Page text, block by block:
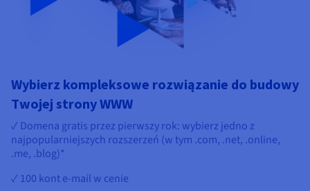
Wybierz kompleksowe rozwiązanie do budowy
Twojej strony WWW
✓ Domena gratis przez pierwszy rok: wybierz jedno z
najpopularniejszych rozszerzeń (w tym .com, .net, .online,
.me, .blog)*
✓ 100 kont e-mail w cenie